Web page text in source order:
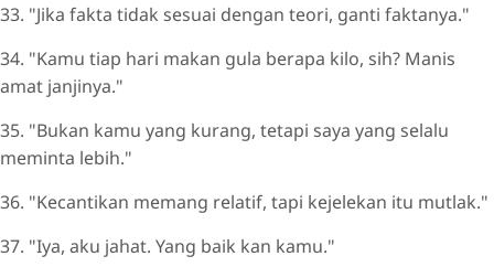
33. "Jika fakta tidak sesuai dengan teori, ganti faktanya."
34. "Kamu tiap hari makan gula berapa kilo, sih? Manis
amat janjinya."
35. "Bukan kamu yang kurang, tetapi saya yang selalu
meminta lebih."
36. "Kecantikan memang relatif, tapi kejelekan itu mutlak."
37. "Iya, aku jahat. Yang baik kan kamu."